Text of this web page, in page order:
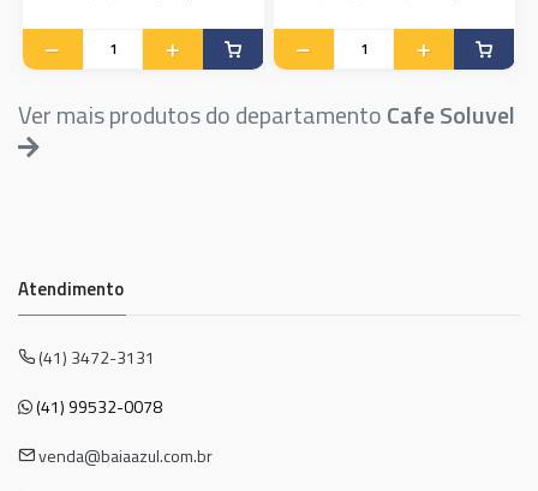
Ver mais produtos do departamentoCafe Soluvel
Atendimento
(41) 3472-3131
(41) 99532-0078
venda@baiaazul.com.br